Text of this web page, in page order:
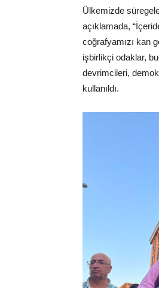
Ülkemizde
açıklamada,
coğrafyamızı kan
işbirlikçi odaklar,
devrimcileri,
kullanıldı.